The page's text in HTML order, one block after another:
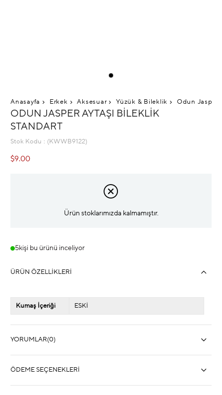
Anasayfa Erkek Aksesuar Yüzük & Bileklik Odun Jasper
ODUN JASPER AYTAŞI BILEKLIK
STANDART
Stok Kodu (KWWB9122)
$9.00
Ürün stoklarımızda kalmamıştır.
5kişi bu ürünü inceliyor
ÜRÜN ÖZELLIKLERI
Kumaş İçeriği ESKİ
YORUMLAR(0)
ÖDEME SEÇENEKLERI